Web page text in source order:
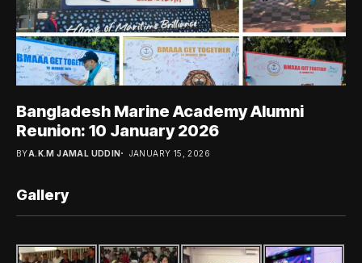
Bangladesh Marine Academy Alumni
Reunion: 10 January 2026
BYA.K.M JAMAL UDDIN JANUARY 15, 2026
Gallery